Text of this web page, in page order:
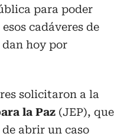
para poder
cadáveres de
dan hoy por
solicitaron a la
la Paz (JEP), que
abrir un caso